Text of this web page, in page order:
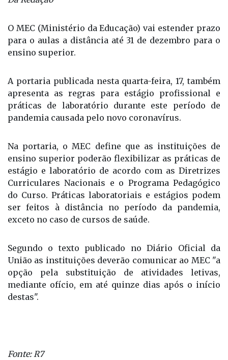
O MEC (Ministério da Educação) vai estender prazo
para o aulas a distância até 31 de dezembro para o
ensino superior.
A portaria publicada nesta quarta-feira, 17, também
apresenta as regras para estágio profissional e
práticas de laboratório durante este período de
pandemia causada pelo novo coronavírus.
Na portaria, o MEC define que as instituições de
ensino superior poderão flexibilizar as práticas de
estágio e laboratório de acordo com as Diretrizes
Curriculares Nacionais e o Programa Pedagógico
do Curso. Práticas laboratoriais e estágios podem
ser feitos à distância no período da pandemia,
exceto no caso de cursos de saúde.
Segundo o texto publicado no Diário Oficial da
União as instituições deverão comunicar ao MEC "a
opção pela substituição de atividades letivas,
mediante ofício, em até quinze dias após o início
destas".
Fonte: R7